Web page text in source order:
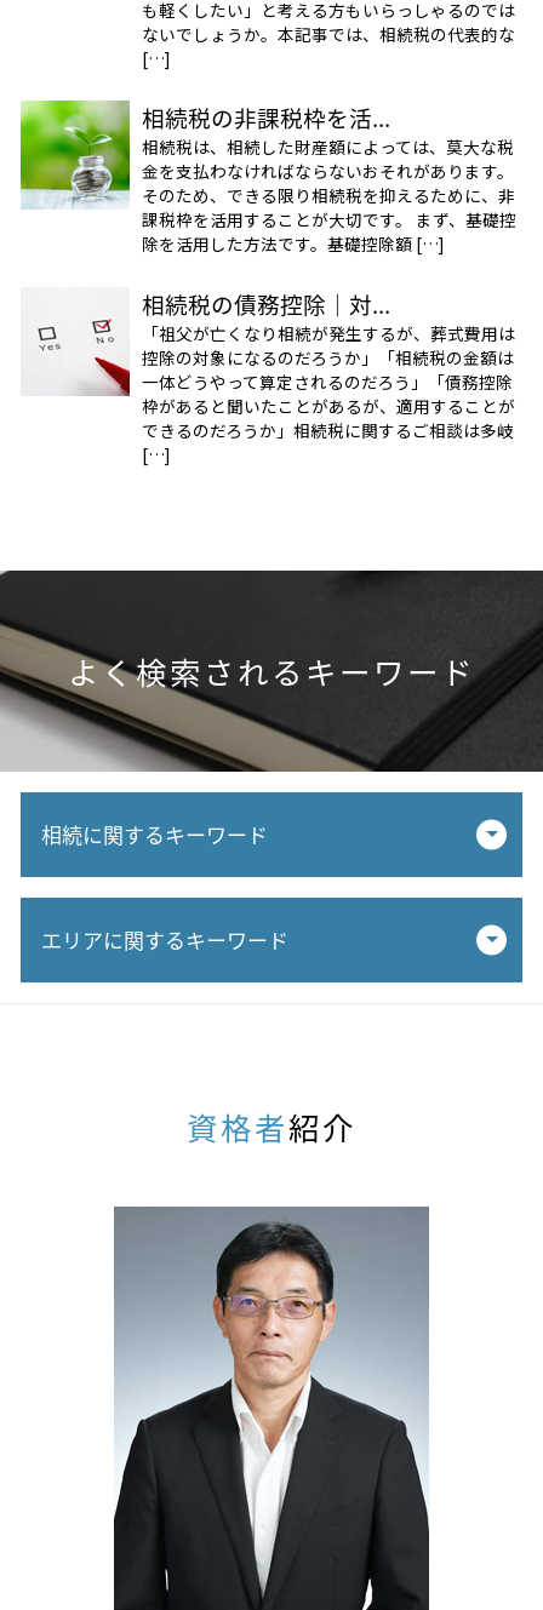
も軽くしたい」と考える方もいらっしゃるのでは
ないでしょうか。本記事では、相続税の代表的な
[…]
相続税の非課税枠を活...
相続税は、相続した財産額によっては、莫大な税
金を支払わなければならないおそれがあります。
そのため、できる限り相続税を抑えるために、非
課税枠を活用することが大切です。 まず、基礎控
除を活用した方法です。基礎控除額 […]
相続税の債務控除｜対...
「祖父が亡くなり相続が発生するが、葬式費用は
控除の対象になるのだろうか」「相続税の金額は
一体どうやって算定されるのだろう」「債務控除
枠があると聞いたことがあるが、適用することが
できるのだろうか」相続税に関するご相談は多岐
[…]
よく検索されるキーワード
相続に関するキーワード
相続時精算課税 相続税 申告
相続税 控除されるもの
不動産 相続税
相続時精算課税制度 デメリット
贈与 税額 控除
相続税 修正申告
限定承認 相続税
配偶者居住権 いつから
相続税 いくらから
農地 相続税
相続税 節税対策 生前贈与
エリアに関するキーワード
相続税対策 税理士 相談 岐阜市
不動産相続 税理士 相談 小牧市
相続生前対策 税理士 相談 名古屋
相続生前対策 税理士 相談 瑞穂市
相続税申告 税理士 相談 名古屋
相続税申告 税理士 相談 春日井市
相続税対策 税理士 相談 一宮市
不動産相続 税理士 相談 春日井市
不動産相続 税理士 相談 名古屋
不動産相続 税理士 相談 犬山市
相続税対策 税理士 相談 犬山市
相続税対策 税理士 相談 小牧市
相続生前対策 税理士 相談 岐阜県
不動産相続 税理士 相談 一宮市
不動産相続 税理士 相談 瑞穂市
不動産相続 税理士 相談 岐阜市
資格者紹介